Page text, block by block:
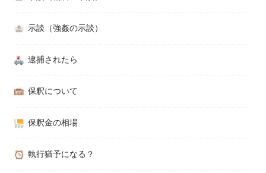
示談（強姦の示談）
逮捕されたら
保釈について
保釈金の相場
執行猶予になる？